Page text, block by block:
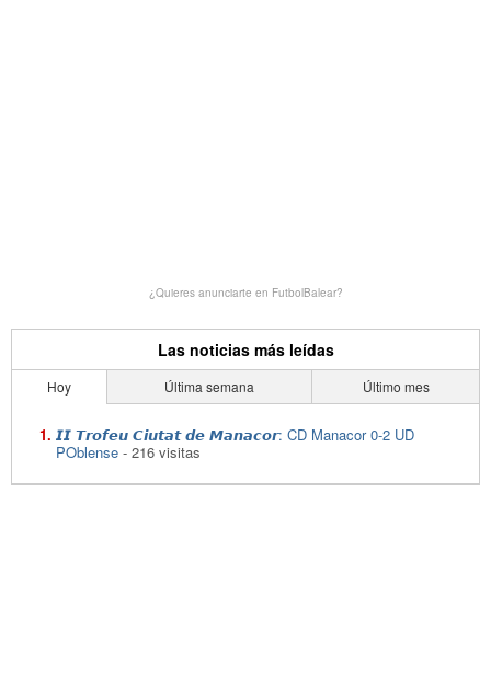
¿Quieres anunciarte en FutbolBalear?
Las noticias más leídas
Hoy Última semana Último mes
𝙄𝙄 𝙏𝙧𝙤𝙛𝙚𝙪 𝘾𝙞𝙪𝙩𝙖𝙩 𝙙𝙚 𝙈𝙖𝙣𝙖𝙘𝙤𝙧: CD Manacor 0-2 UD
POblense - 216 visitas